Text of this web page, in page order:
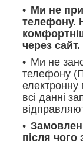
Ми не
телефону.
через сайт.
Ми не
телефону
всі данні
після